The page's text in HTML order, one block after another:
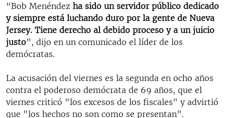
“Bob Menéndez ha sido un servidor público dedicado
y siempre está luchando duro por la gente de Nueva
Jersey. Tiene derecho al debido proceso y a un juicio
justo”, dijo en un comunicado el líder de los
demócratas.
La acusación del viernes es la segunda en ocho años
contra el poderoso demócrata de 69 años, que el
viernes criticó "los excesos de los fiscales" y advirtió
que "los hechos no son como se presentan".